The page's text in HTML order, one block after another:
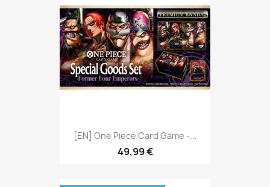
[EN] One Piece Card Game -...
49,99 €